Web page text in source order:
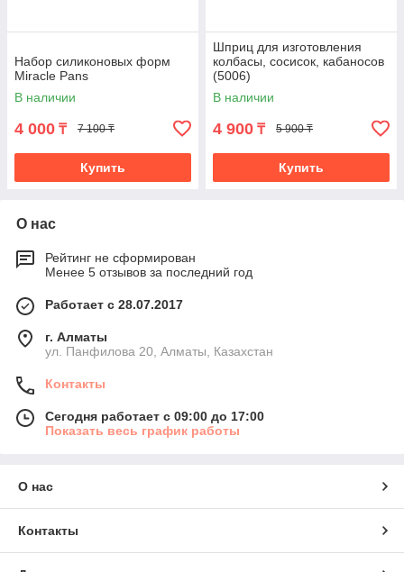
Набор силиконовых форм
Miracle Pans
В наличии
4 000 ₸ 7 100 ₸
Купить
Шприц для изготовления
колбасы, сосисок, кабаносов
(5006)
В наличии
4 900 ₸ 5 900 ₸
Купить
О нас
Рейтинг не сформирован
Менее 5 отзывов за последний год
Работает с 28.07.2017
г. Алматы
ул. Панфилова 20, Алматы, Казахстан
Контакты
Сегодня работает с 09:00 до 17:00
Показать весь график работы
О нас
Контакты